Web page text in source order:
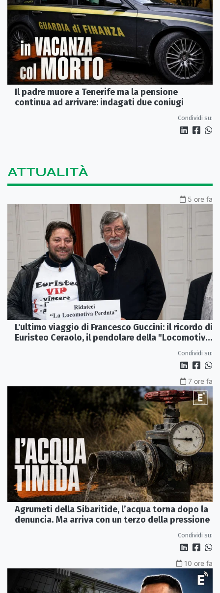
Il padre muore a Tenerife ma la pensione
continua ad arrivare: indagati due coniugi
Condividi su:
ATTUALITÀ
5 ore fa
L'ultimo viaggio di Francesco Guccini: il ricordo di
Euristeo Ceraolo, il pendolare della "Locomotiva
Condividi su:
7 ore fa
Agrumeti della Sibaritide, l’acqua torna dopo la
denuncia. Ma arriva con un terzo della pressione
Condividi su:
10 ore fa